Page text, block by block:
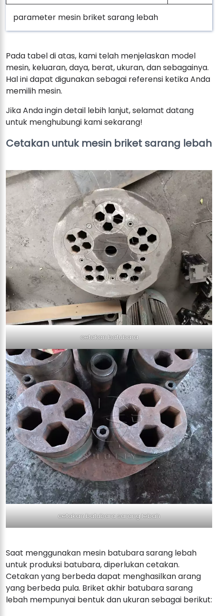
parameter mesin briket sarang lebah
Pada tabel di atas, kami telah menjelaskan model
mesin, keluaran, daya, berat, ukuran, dan sebagainya.
Hal ini dapat digunakan sebagai referensi ketika Anda
memilih mesin.
Jika Anda ingin detail lebih lanjut, selamat datang
untuk menghubungi kami sekarang!
Cetakan untuk mesin briket sarang lebah
cetakan batubara
cetakan batubara sarang lebah
Saat menggunakan mesin batubara sarang lebah
untuk produksi batubara, diperlukan cetakan.
Cetakan yang berbeda dapat menghasilkan arang
yang berbeda pula. Briket akhir batubara sarang
lebah mempunyai bentuk dan ukuran sebagai berikut: